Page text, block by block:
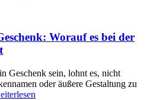
Worauf es bei der
Geschenk sein, lohnt es, nicht
oder äußere Gestaltung zu